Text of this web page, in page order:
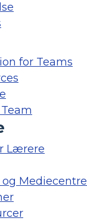
for Teams
Lærere
Mediecentre